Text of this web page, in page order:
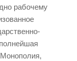
рабочему